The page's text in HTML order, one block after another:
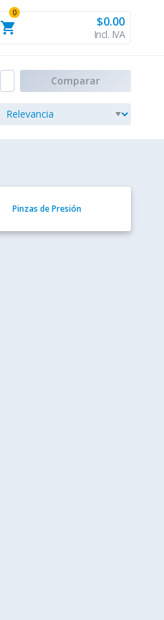
shopping_cart
0
$0.00
Incl. IVA
Comparar
Pinzas de Presión